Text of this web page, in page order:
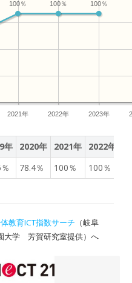
2021年 2022年 2023年
100％
100％
100％
年 2020年 2021年 2022年
78.4％ 100％ 100％
教育ICT指数サーチ （岐阜
大学 芳賀研究室提供）へ